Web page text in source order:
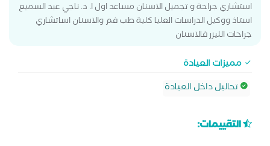
استشاري جراحة و تجميل الاسنان مساعد اول ا. د. ناجي عبد السميع
استاذ ووكيل الدراسات العليا كلية طب فم والاسنان اساتشاري
جراحات الليزر فالاسنان
مميزات العيادة
تحاليل داخل العيادة
التقييمات: